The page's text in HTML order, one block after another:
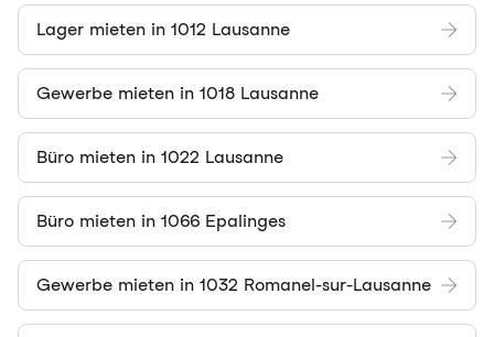
Lager mieten in 1012 Lausanne
Gewerbe mieten in 1018 Lausanne
Büro mieten in 1022 Lausanne
Büro mieten in 1066 Epalinges
Gewerbe mieten in 1032 Romanel-sur-Lausanne